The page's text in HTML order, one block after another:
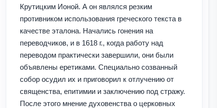
Крутицким Ионой. А он являлся резким
противником использования греческого текста в
качестве эталона. Начались гонения на
переводчиков, и в 1618 г., когда работу над
переводом практически завершили, они были
объявлены еретиками. Специально созванный
собор осудил их и приговорил к отлучению от
священства, епитимии и заключению под стражу.
После этого мнение духовенства о церковных